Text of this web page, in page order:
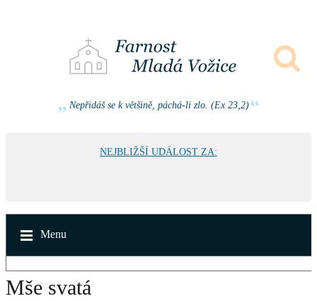
Nepřidáš se k většině, páchá-li zlo. (Ex 23,2)
NEJBLIŽŠÍ UDÁLOST ZA:
Menu
Mše svatá